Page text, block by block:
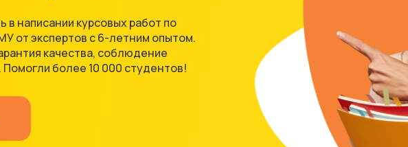
написании курсовых работ по
от экспертов с 6-летним опытом.
качества, соблюдение
более 10 000 студентов!